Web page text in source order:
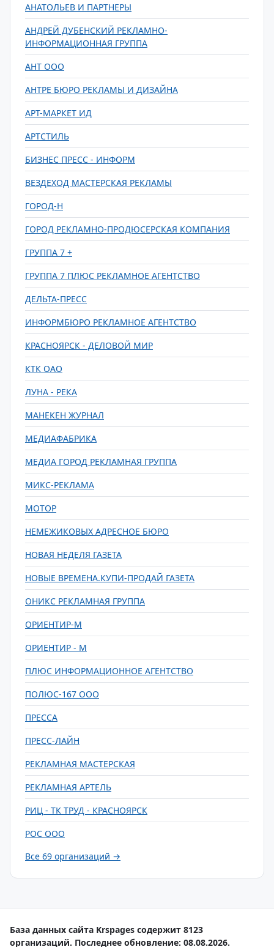
АНАТОЛЬЕВ И ПАРТНЕРЫ
АНДРЕЙ ДУБЕНСКИЙ РЕКЛАМНО-
ИНФОРМАЦИОННАЯ ГРУППА
АНТ ООО
АНТРЕ БЮРО РЕКЛАМЫ И ДИЗАЙНА
АРТ-МАРКЕТ ИД
АРТСТИЛЬ
БИЗНЕС ПРЕСС - ИНФОРМ
ВЕЗДЕХОД МАСТЕРСКАЯ РЕКЛАМЫ
ГОРОД-Н
ГОРОД РЕКЛАМНО-ПРОДЮСЕРСКАЯ КОМПАНИЯ
ГРУППА 7 +
ГРУППА 7 ПЛЮС РЕКЛАМНОЕ АГЕНТСТВО
ДЕЛЬТА-ПРЕСС
ИНФОРМБЮРО РЕКЛАМНОЕ АГЕНТСТВО
КРАСНОЯРСК - ДЕЛОВОЙ МИР
КТК ОАО
ЛУНА - РЕКА
МАНЕКЕН ЖУРНАЛ
МЕДИАФАБРИКА
МЕДИА ГОРОД РЕКЛАМНАЯ ГРУППА
МИКС-РЕКЛАМА
МОТОР
НЕМЕЖИКОВЫХ АДРЕСНОЕ БЮРО
НОВАЯ НЕДЕЛЯ ГАЗЕТА
НОВЫЕ ВРЕМЕНА.КУПИ-ПРОДАЙ ГАЗЕТА
ОНИКС РЕКЛАМНАЯ ГРУППА
ОРИЕНТИР-М
ОРИЕНТИР - М
ПЛЮС ИНФОРМАЦИОННОЕ АГЕНТСТВО
ПОЛЮС-167 ООО
ПРЕССА
ПРЕСС-ЛАЙН
РЕКЛАМНАЯ МАСТЕРСКАЯ
РЕКЛАМНАЯ АРТЕЛЬ
РИЦ - ТК ТРУД - КРАСНОЯРСК
РОС ООО
Все 69 организаций →
База данных сайта Krspages содержит 8123
организаций. Последнее обновление: 08.08.2026.